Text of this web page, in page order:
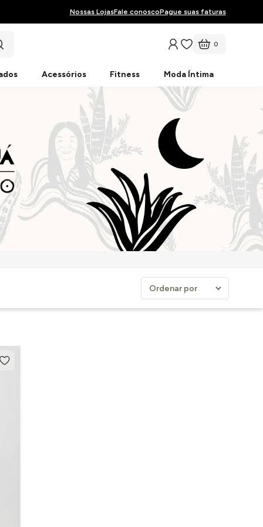
Nossas LojasFale conoscoPague suas faturas
0
Acessórios Fitness Moda Íntima